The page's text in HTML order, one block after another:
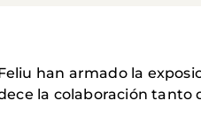
han armado la
la colaboración tanto